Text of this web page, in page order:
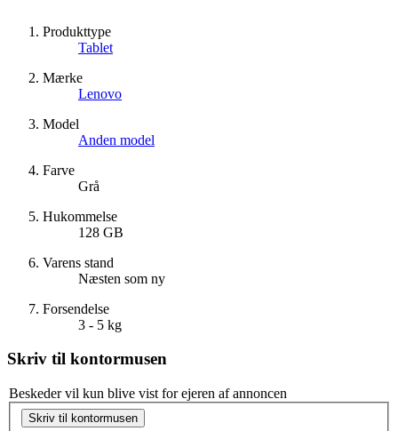
Produkttype
Tablet
Mærke
Lenovo
Model
Anden model
Farve
Grå
Hukommelse
128 GB
Varens stand
Næsten som ny
Forsendelse
3 - 5 kg
Skriv til kontormusen
Beskeder vil kun blive vist for ejeren af annoncen
Skriv til kontormusen